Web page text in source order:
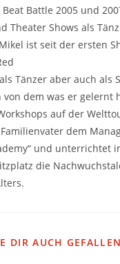
Battle 2005 und
Theater Shows als
ist seit der ersten
Tänzer aber auch als
von dem was er gelernt
auf der
dem
und unterrichtet
die
DIR AUCH GEFALLEN